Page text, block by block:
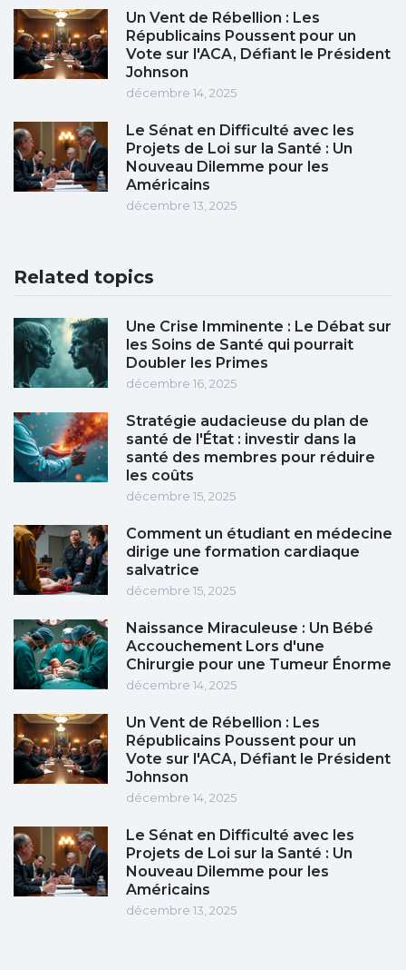
Un Vent de Rébellion : Les
Républicains Poussent pour un
Vote sur l'ACA, Défiant le Président
Johnson
décembre 14, 2025
Le Sénat en Difficulté avec les
Projets de Loi sur la Santé : Un
Nouveau Dilemme pour les
Américains
décembre 13, 2025
Related topics
Une Crise Imminente : Le Débat sur
les Soins de Santé qui pourrait
Doubler les Primes
décembre 16, 2025
Stratégie audacieuse du plan de
santé de l'État : investir dans la
santé des membres pour réduire
les coûts
décembre 15, 2025
Comment un étudiant en médecine
dirige une formation cardiaque
salvatrice
décembre 15, 2025
Naissance Miraculeuse : Un Bébé
Accouchement Lors d'une
Chirurgie pour une Tumeur Énorme
décembre 14, 2025
Un Vent de Rébellion : Les
Républicains Poussent pour un
Vote sur l'ACA, Défiant le Président
Johnson
décembre 14, 2025
Le Sénat en Difficulté avec les
Projets de Loi sur la Santé : Un
Nouveau Dilemme pour les
Américains
décembre 13, 2025